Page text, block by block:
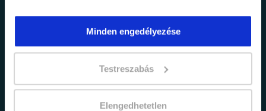
Minden engedélyezése
Testreszabás
Elengedhetetlen
Értesülj elsőként legújabb tanfolyamainkról,
legfrissebb híreinkről és időszakos
promócióinkról.